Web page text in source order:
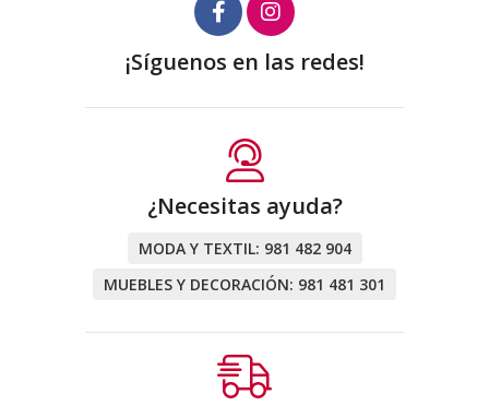
¡Síguenos en las redes!
¿Necesitas ayuda?
MODA Y TEXTIL: 981 482 904
MUEBLES Y DECORACIÓN: 981 481 301